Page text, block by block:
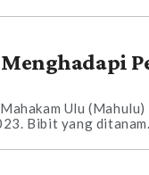
Ulu
Bibit yang